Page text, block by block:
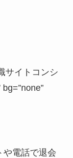
サイトコンシ
bg=”none”
や電話で退会